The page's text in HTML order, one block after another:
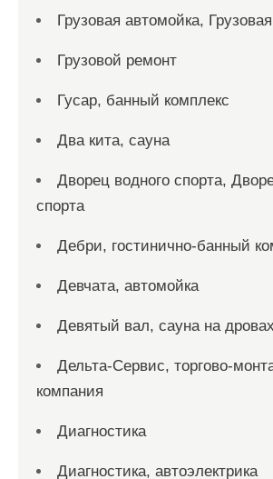
Грузовая автомойка,
Грузовой ремонт
Гусар, банный комплекс
Два кита, сауна
Дворец водного спорта,
спорта
Дебри, гостинично-банный
Девчата, автомойка
Девятый вал, сауна на дровах
Дельта-Сервис, торгово-
компания
Диагностика
Диагностика, автоэлектрика